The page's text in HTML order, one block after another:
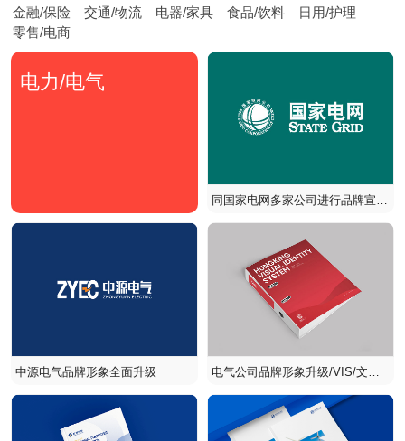
金融/保险
交通/物流 电器/家具 食品/饮料
日用/护理
零售/电商
电力/电气
同国家电网多家公司进行品牌宣传
项目合作
中源电气品牌形象全面升级
电气公司品牌形象升级/VIS/文化
墙/宣传册